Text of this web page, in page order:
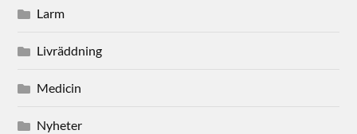
Larm
Livräddning
Medicin
Nyheter